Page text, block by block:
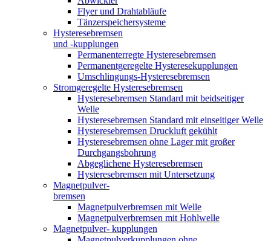
Flyer und Drahtabläufe
Tänzerspeichersysteme
Hysteresebremsen
und -kupplungen
Permanenterregte Hysteresebremsen
Permanentgeregelte Hysteresekupplungen
Umschlingungs-Hysteresebremsen
Stromgeregelte Hysteresebremsen
Hysteresebremsen Standard mit beidseitiger
Welle
Hysteresebremsen Standard mit einseitiger Welle
Hysteresebremsen Druckluft gekühlt
Hysteresebremsen ohne Lager mit großer
Durchgangsbohrung
Abgeglichene Hysteresebremsen
Hysteresebremsen mit Untersetzung
Magnetpulver-
bremsen
Magnetpulverbremsen mit Welle
Magnetpulverbremsen mit Hohlwelle
Magnetpulver- kupplungen